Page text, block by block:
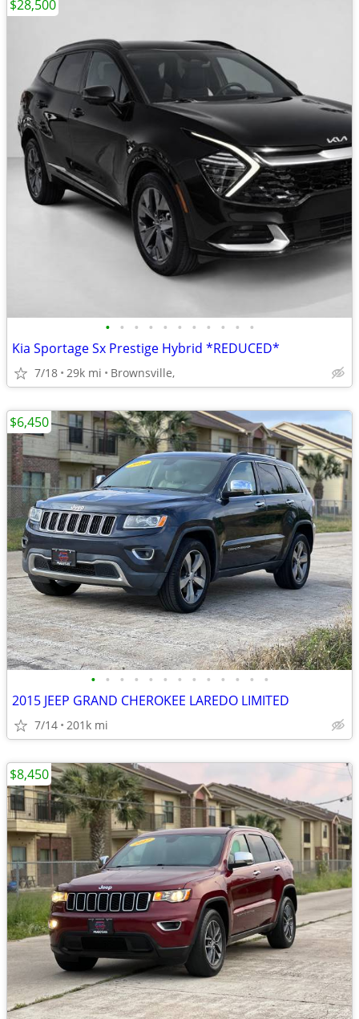
• • • • • • • • • • •
Kia Sportage Sx Prestige Hybrid *REDUCED*
7/18 29k mi Brownsville,
$28,500
• • • • • • • • • • • • •
2015 JEEP GRAND CHEROKEE LAREDO LIMITED
7/14 201k mi
$6,450
$8,450